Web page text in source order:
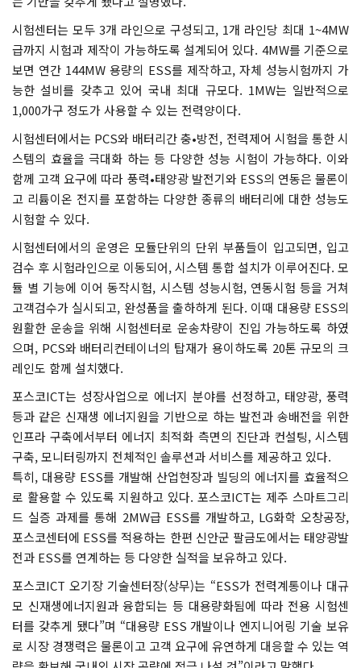
시험센터는 모두 3개 라인으로 구성되고, 1개 라인당 최대 1~4MW
급까지 시험과 제작이 가능하도록 설계되어 있다. 4MW를 기준으로
보면 연간 144MW 용량의 ESS를 제작하고, 자체 성능시험까지 가
능한 설비를 갖추고 있어 국내 최대 규모다. 1MW는 일반적으로
1,000가구 정도가 사용할 수 있는 전력양이다.
시험센터에서는 PCS와 배터리간 충•방전, 전력제어 시험을 통한 시
스템의 효율을 극대화 하는 등 다양한 성능 시험이 가능하다. 이와
함께 고객 요구에 따라 풍력•태양광 발전기와 ESS의 연동은 물론이
고 리튬이온 전지를 포함하는 다양한 종류의 배터리에 대한 성능도
시험할 수 있다.
시험센터에서의 운영은 모듈단위의 단위 부품들이 입고되면, 입고
검수 후 시험라인으로 이동되어, 시스템 통합 설치가 이루어진다. 모
듈 별 기능에 이어 동작시험, 시스템 성능시험, 연동시험 등을 거쳐
고객검수가 실시되고, 완성품을 출하하게 된다. 이때 대용량 ESS의
원활한 운송을 위해 시험센터로 운송차량이 진입 가능하도록 하였
으며, PCS와 배터리컨테이너의 탑재가 용이하도록 20톤 규모의 크
레인도 함께 설치했다.
포스코ICT는 성장사업으로 에너지 분야를 선정하고, 태양광, 풍력
등과 같은 신재생 에너지원을 기반으로 하는 발전과 송배전을 위한
인프라 구축에서부터 에너지 최적화 측면의 진단과 컨설팅, 시스템
구축, 모니터링까지 전체적인 솔루션과 서비스를 제공하고 있다.
특히, 대용량 ESS를 개발해 산업현장과 빌딩의 에너지를 효율적으
로 활용할 수 있도록 지원하고 있다. 포스코ICT는 제주 스마트그리
드 실증 과제를 통해 2MW급 ESS를 개발하고, LG화학 오창공장,
포스코센터에 ESS를 적용하는 한편 신안군 팔금도에서는 태양광발
전과 ESS를 연계하는 등 다양한 실적을 보유하고 있다.
포스코ICT 오기장 기술센터장(상무)는 “ESS가 전력계통이나 대규
모 신재생에너지원과 융합되는 등 대용량화됨에 따라 전용 시험센
터를 갖추게 됐다”며 “대용량 ESS 개발이나 엔지니어링 기술 보유
로 시장 경쟁력은 물론이고 고객 요구에 유연하게 대응할 수 있는 역